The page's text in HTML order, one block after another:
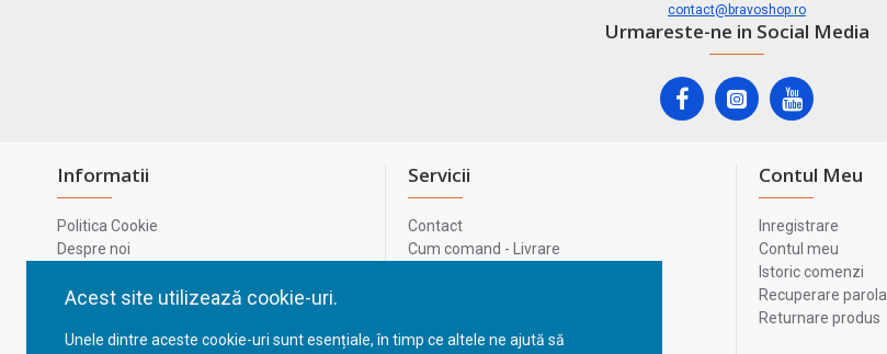
Acest site utilizează cookie-uri.
Unele dintre aceste cookie-uri sunt esențiale, în timp ce altele ne ajută să
contact@bravoshop.ro
Urmareste-ne in Social Media
Informatii
Politica Cookie
Despre noi
Confidentialitate
GDPR - Datele tale
Servicii
Contact
Cum comand - Livrare
ANPC
Contul Meu
Inregistrare
Contul meu
Istoric comenzi
Recuperare parola
Returnare produs